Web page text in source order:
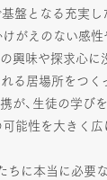
盤となる充実し
がえのない感
興味や探求心
る居場所をつく
が、生徒の学び
能性を大きく広
ちに本当に必要